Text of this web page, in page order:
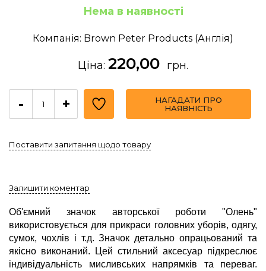
Нема в наявності
Компанія: Brown Peter Products (Англія)
Ціна: 220,00 грн.
- +
НАГАДАТИ ПРО
НАЯВНІСТЬ
Поставити запитання щодо товару
Залишити коментар
Об'ємний значок авторської роботи "Олень"
використовується для прикраси головних уборів, одягу,
сумок, чохлів і т.д. Значок детально опрацьований та
якісно виконаний. Цей стильний аксесуар підкреслює
індивідуальність мисливських напрямків та переваг.